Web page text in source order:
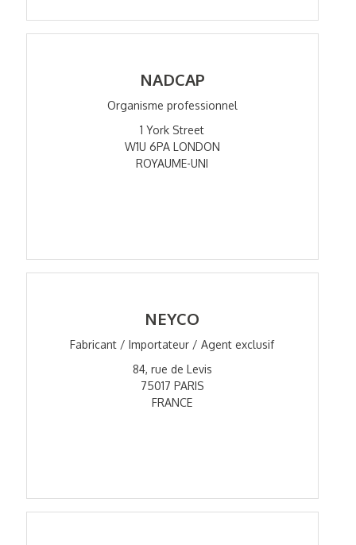
NADCAP
Organisme professionnel
1 York Street
W1U 6PA LONDON
ROYAUME-UNI
NEYCO
Fabricant / Importateur / Agent exclusif
84, rue de Levis
75017 PARIS
FRANCE